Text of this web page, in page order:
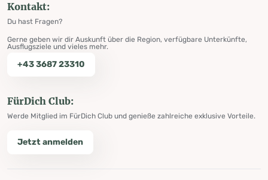
Kontakt:
Du hast Fragen?
Gerne geben wir dir Auskunft über die Region, verfügbare Unterkünfte,
Ausflugsziele und vieles mehr.
+43 3687 23310
FürDich Club:
Werde Mitglied im FürDich Club und genieße zahlreiche exklusive Vorteile.
Jetzt anmelden